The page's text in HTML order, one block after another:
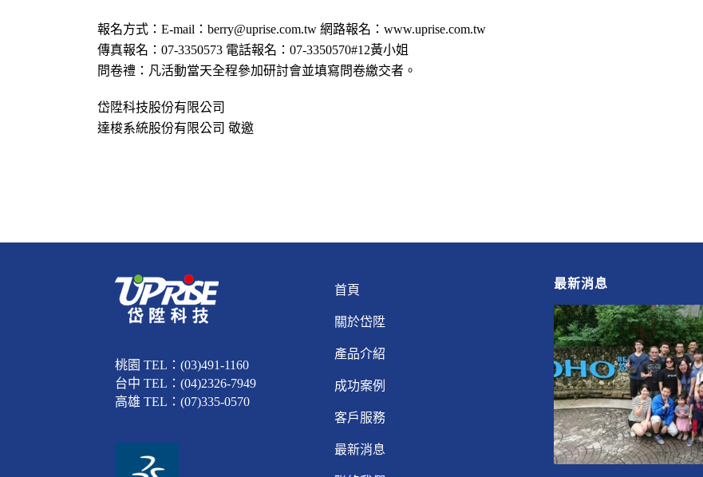
報名方式：E-mail：berry@uprise.com.tw 網路報名：www.uprise.com.tw
傳真報名：07-3350573 電話報名：07-3350570#12黃小姐
問卷禮：凡活動當天全程參加研討會並填寫問卷繳交者。
岱陞科技股份有限公司
達梭系統股份有限公司 敬邀
桃園 TEL：(03)491-1160
台中 TEL：(04)2326-7949
高雄 TEL：(07)335-0570
首頁
關於岱陞
產品介紹
成功案例
客戶服務
最新消息
最新消息